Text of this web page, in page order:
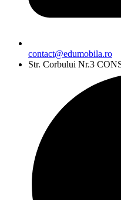
contact@edumobila.ro
Str. Corbului Nr.3